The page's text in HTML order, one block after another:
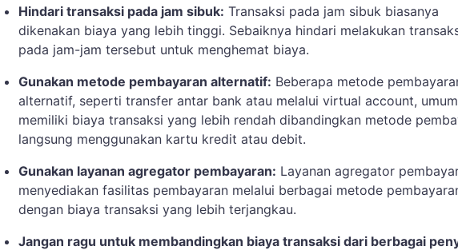
Hindari transaksi pada jam sibuk: Transaksi pada jam sibuk biasanya
dikenakan biaya yang lebih tinggi. Sebaiknya hindari melakukan
pada jam-jam tersebut untuk menghemat biaya.
Gunakan metode pembayaran alternatif: Beberapa metode
alternatif, seperti transfer antar bank atau melalui virtual account,
memiliki biaya transaksi yang lebih rendah dibandingkan metode
langsung menggunakan kartu kredit atau debit.
Gunakan layanan agregator pembayaran: Layanan agregator
menyediakan fasilitas pembayaran melalui berbagai metode
dengan biaya transaksi yang lebih terjangkau.
Jangan ragu untuk membandingkan biaya transaksi dari berbagai